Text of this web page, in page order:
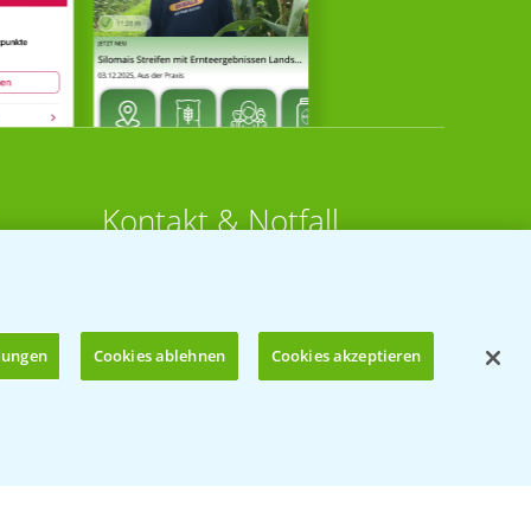
Kontakt & Notfall
KONTAKT
T.+49 (0)214/30-20220
Cookies ablehnen Cookies akzeptieren